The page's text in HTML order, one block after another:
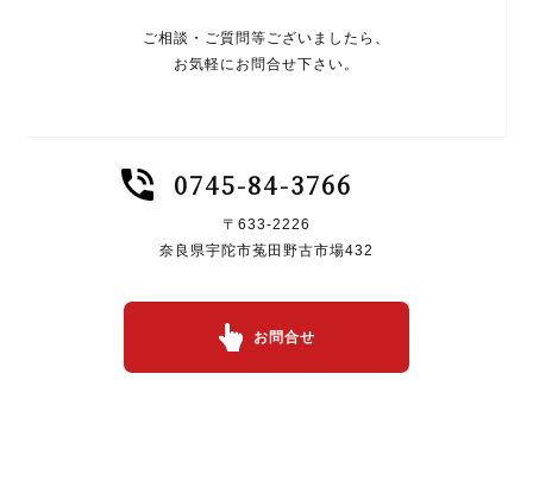
ご相談・ご質問等ございましたら、
お気軽にお問合せ下さい。
0745-84-3766
〒633-2226
奈良県宇陀市菟田野古市場432
お問合せ